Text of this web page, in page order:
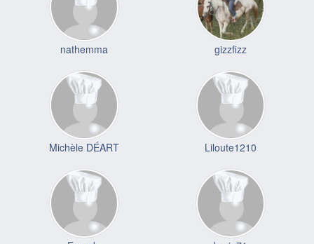
nathemma gizzfizz
Michèle DÉART Liloute1210